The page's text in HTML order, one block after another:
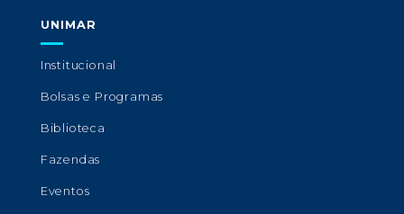
UNIMAR
Institucional
Bolsas e Programas
Biblioteca
Fazendas
Eventos